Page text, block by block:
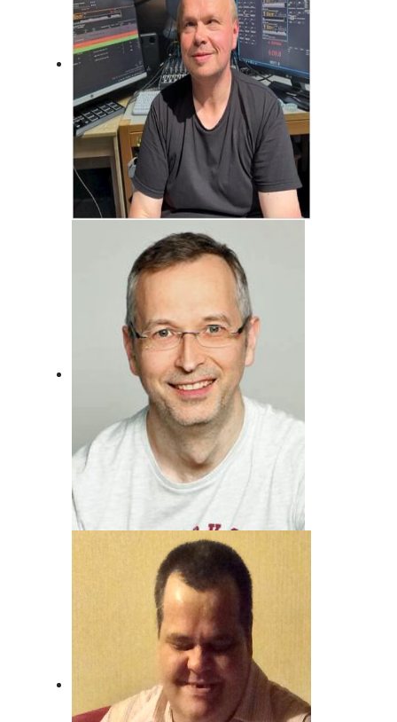
Der wird wohl nie erwachsen ... Will er
auch gar nicht!
Andreas von Juterzenka
Unser Mann für Deutsche Musik und